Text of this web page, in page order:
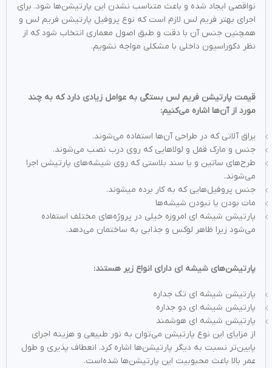
نواقصی ایجاد شده و باعث متناسب نشدن این پارتیشن‌ها ‌شود. برای
اجرای بهتر فریم لس لازم است که نوع پروفیل پارتیشن فریم لس و
همچنین جنس آن با دقت و طبق اصول معماری انتخاب شود که از
نظر دکوراسیون داخلی با مشکلی مواجه نشویم.
قیمت پارتیشن فریم لس بستگی به عوامل زیادی دارد که به چند
مورد از آن‌ها اشاره می‌کنیم:
یراق آلاتی که در طراحی آن‌ها استفاده می‌شوند.
جنس و مارک قفل و لولاهایی که روی درب نصب می‌شوند.
طرح‌های ساتین و یا سند بلاستی که روی شیشه‌های پارتیشن اجرا
می‌شوند.
جنس پروفیل‌هایی که به کار برده می‎شوند.
مات بودن یا نبودن شیشه‌ها
پارتیشن شیشه ‌ای امروزه خیلی در پروژه‌های مختلف استفاده
می‌شود زیرا ظاهر لوکس و جذابی به ساختمان می‌دهد.
پارتیشن‌های شیشه‌ ای دارای انواع زیر هستند:
پارتیشن شیشه ای تک جداره
پارتیشن شیشه ای دو جداره
پارتیشن شیشه ای هوشمند
از مزایای این نوع پارتیشن می‌توان به نور طبیعی و هزینه اجرای
پایین‌تر نسبت به دیگر پارتیشن‌ها اشاره کرد. انعطاف پذیری و طول
عمر بالا باعث محبوبیت این پارتیشن‌ها شده‌است.